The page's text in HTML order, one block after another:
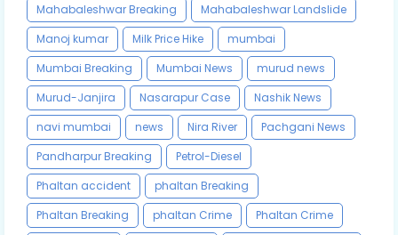
Mahabaleshwar Breaking
Mahabaleshwar Landslide
Manoj kumar
Milk Price Hike
mumbai
Mumbai Breaking
Mumbai News
murud news
Murud-Janjira
Nasarapur Case
Nashik News
navi mumbai
news Nira River
Pachgani News
Pandharpur Breaking
Petrol-Diesel
Phaltan accident
phaltan Breaking
Phaltan Breaking
phaltan Crime
Phaltan Crime